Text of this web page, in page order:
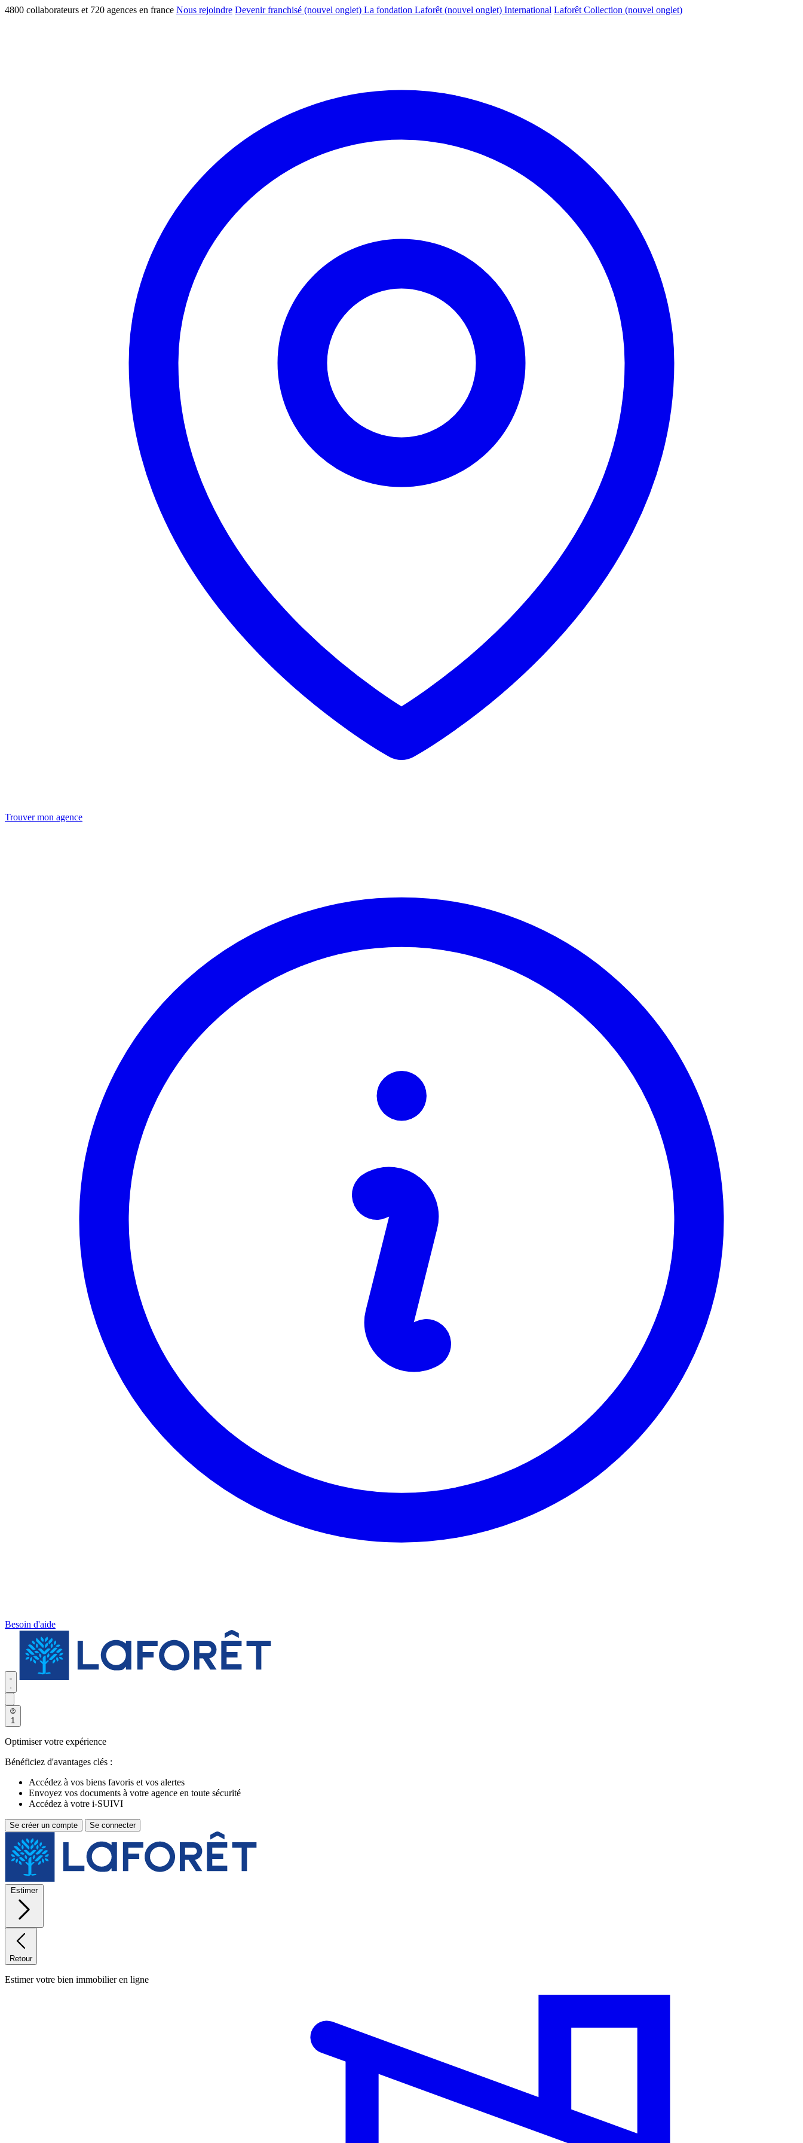
4800 collaborateurs et 720 agences en france Nous rejoindre Devenir franchisé (nouvel onglet) La fondation Laforêt (nouvel onglet) International Laforêt Collection (nouvel onglet)
Trouver mon agence
Besoin d'aide
1
Optimiser votre expérience
Bénéficiez d'avantages clés :
Accédez à vos biens favoris et vos alertes
Envoyez vos documents à votre agence en toute sécurité
Accédez à votre i-SUIVI
Se créer un compte Se connecter
Estimer
Retour
Estimer votre bien immobilier en ligne